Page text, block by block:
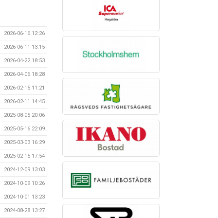
2026-06-16 12:26
2026-06-11 13:15
2026-04-22 18:53
2026-04-06 18:28
2026-02-15 11:21
2026-02-11 14:45
2025-08-05 20:06
2025-05-16 22:09
2025-03-03 16:29
2025-02-15 17:54
2024-12-09 13:03
2024-10-09 10:26
2024-10-01 13:23
2024-08-28 13:27